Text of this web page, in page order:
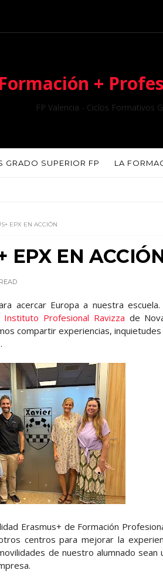
+
FP Valencia - Ciclos Formativos
GRADO SUPERIOR FP LA
EPX EN ACCIÓN
EPX EN
READ
acercar Europa a nuestra escuela.
Instituto Profesional Ravizza de
compartir experiencias,
Erasmus+ de Formación
centros para mejorar la
de nuestro alumnado sean